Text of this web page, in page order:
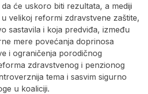
će uskoro biti rezultata, a mediji
velikoj reformi zdravstvene zaštite,
sastavila i koja predviđa, između
mere povećanja doprinosa
i ograničenja porodičnog
zdravstvenog i penzionog
tema i sasvim sigurno
u koaliciji.